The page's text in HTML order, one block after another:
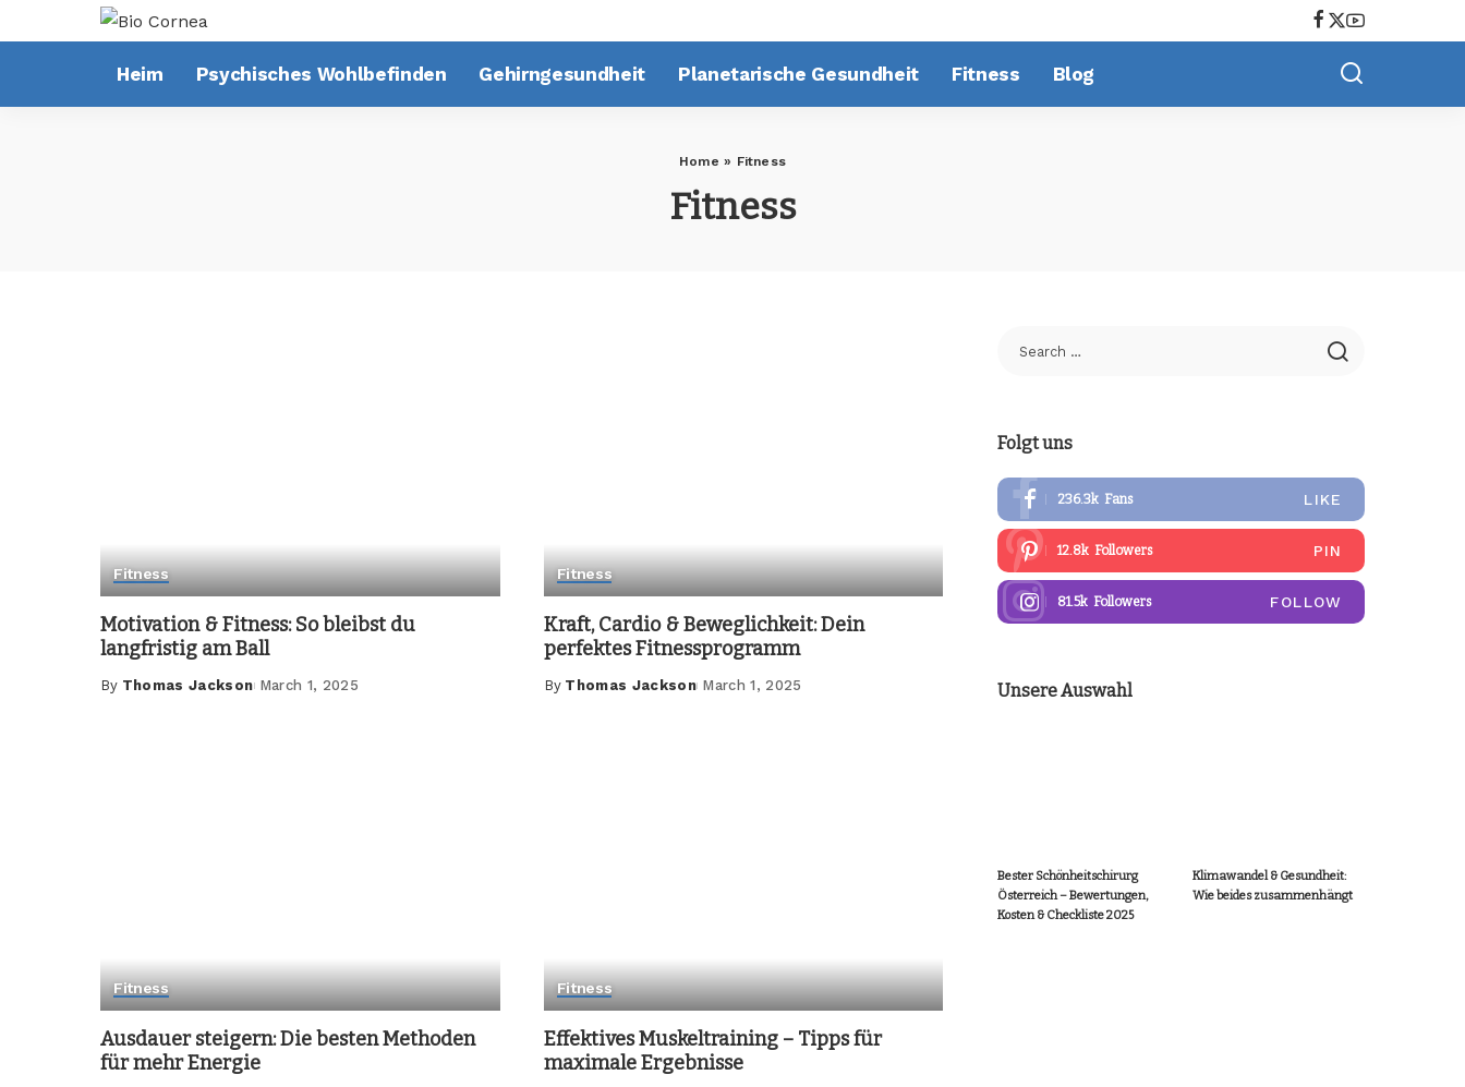
Heim Psychisches Wohlbefinden Gehirngesundheit Planetarische Gesundheit Fitness Blog
Home » Fitness
Fitness
Fitness
Motivation & Fitness: So bleibst du
langfristig am Ball
Posted
By Thomas Jackson March 1, 2025
Fitness
Kraft, Cardio & Beweglichkeit: Dein
perfektes Fitnessprogramm
Posted
By Thomas Jackson March 1, 2025
Fitness
Ausdauer steigern: Die besten Methoden
für mehr Energie
Fitness
Effektives Muskeltraining – Tipps für
maximale Ergebnisse
Folgt uns
236.3k Fans LIKE
12.8k Followers PIN
81.5k Followers FOLLOW
Unsere Auswahl
Bester Schönheitschirurg
Österreich – Bewertungen,
Kosten & Checkliste 2025
Klimawandel & Gesundheit:
Wie beides zusammenhängt